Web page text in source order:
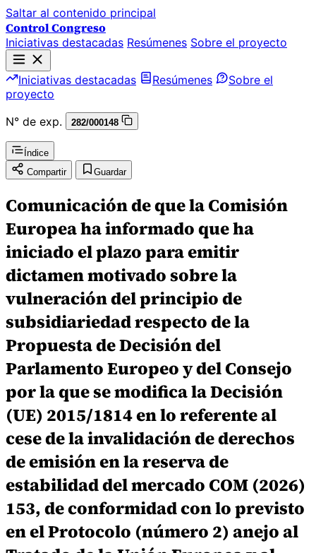
Saltar al contenido principal
Control Congreso
Iniciativas destacadas Resúmenes Sobre el proyecto
Iniciativas destacadas Resúmenes
Sobre el
proyecto
N° de exp.
282/000148
Índice
Compartir
Guardar
Comunicación de que la Comisión
Europea ha informado que ha
iniciado el plazo para emitir
dictamen motivado sobre la
vulneración del principio de
subsidiariedad respecto de la
Propuesta de Decisión del
Parlamento Europeo y del Consejo
por la que se modifica la Decisión
(UE) 2015/1814 en lo referente al
cese de la invalidación de derechos
de emisión en la reserva de
estabilidad del mercado COM (2026)
153, de conformidad con lo previsto
en el Protocolo (número 2) anejo al